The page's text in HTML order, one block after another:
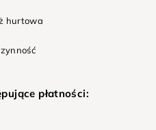
hurtowa
płatności: